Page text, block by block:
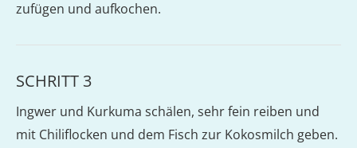
zufügen und aufkochen.
SCHRITT 3
Ingwer und Kurkuma schälen, sehr fein reiben und
mit Chiliflocken und dem Fisch zur Kokosmilch geben.